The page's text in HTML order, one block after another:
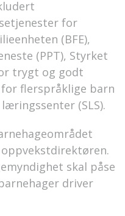
for
(BFE),
(PPT), Styrket
trygt og godt
flerspråklige barn
(SLS).
skal påse
driver